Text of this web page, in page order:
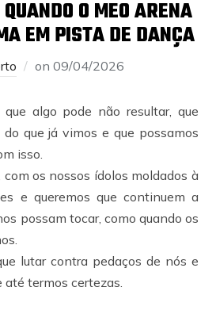
O MEO ARENA
EM PISTA DE DANÇA
on09/04/2026
algo pode não resultar, que
que já vimos e que possamos
isso.
com os nossos ídolos moldados à
e queremos que continuem a
possam tocar, como quando os
lutar contra pedaços de nós e
termos certezas.